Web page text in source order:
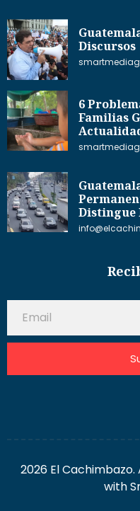
Discursos
6
Familias
Distingue
2026 El
with